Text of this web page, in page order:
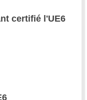
certifié l'UE6